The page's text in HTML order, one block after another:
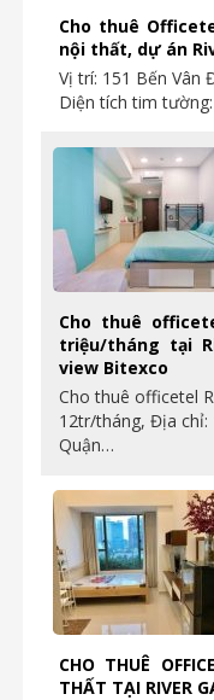
Cho thuê
nội thất, dự án
Vị trí: 151 Bến Vân
Diện tích tim
Cho thuê
triệu/tháng tại
view Bitexco
Cho thuê officetel
12tr/tháng, Địa chỉ:
Quận…
CHO THUÊ
THẤT TẠI RIVER